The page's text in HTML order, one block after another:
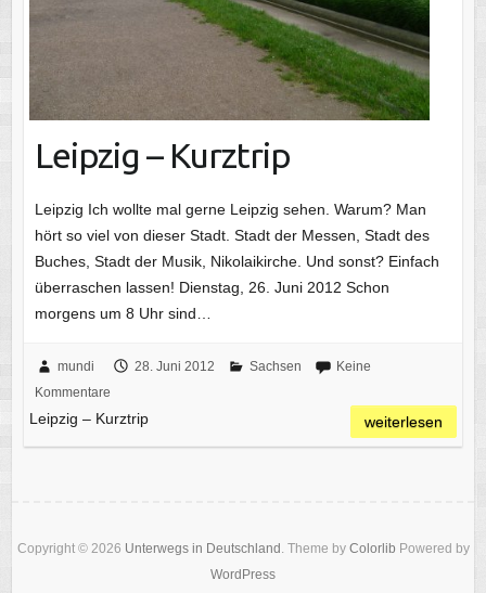
Leipzig – Kurztrip
Leipzig Ich wollte mal gerne Leipzig sehen. Warum? Man
hört so viel von dieser Stadt. Stadt der Messen, Stadt des
Buches, Stadt der Musik, Nikolaikirche. Und sonst? Einfach
überraschen lassen! Dienstag, 26. Juni 2012 Schon
morgens um 8 Uhr sind…
mundi 28. Juni 2012 Sachsen
Keine
Kommentare
Leipzig – Kurztrip weiterlesen
Copyright © 2026 Unterwegs in Deutschland . Theme by Colorlib Powered by
WordPress